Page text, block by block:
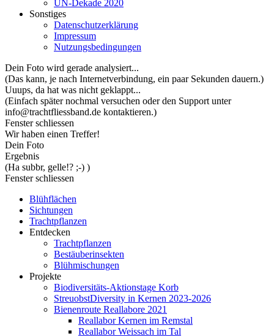
UN-Dekade 2020
Sonstiges
Datenschutzerklärung
Impressum
Nutzungsbedingungen
Dein Foto wird gerade analysiert...
(Das kann, je nach Internetverbindung, ein paar Sekunden dauern.)
Uuups, da hat was nicht geklappt...
(Einfach später nochmal versuchen oder den Support unter
info@trachtfliessband.de kontaktieren.)
Fenster schliessen
Wir haben einen Treffer!
Dein Foto
Ergebnis
(Ha subbr, gelle!? ;-) )
Fenster schliessen
Blühflächen
Sichtungen
Trachtpflanzen
Entdecken
Trachtpflanzen
Bestäuberinsekten
Blühmischungen
Projekte
Biodiversitäts-Aktionstage Korb
StreuobstDiversity in Kernen 2023-2026
Bienenroute Reallabore 2021
Reallabor Kernen im Remstal
Reallabor Weissach im Tal